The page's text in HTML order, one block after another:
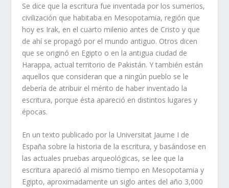
Se dice que la escritura fue inventada por los sumerios,
civilización que habitaba en Mesopotamia, región que
hoy es Irak, en el cuarto milenio antes de Cristo y que
de ahí se propagó por el mundo antiguo. Otros dicen
que se originó en Egipto o en la antigua ciudad de
Harappa, actual territorio de Pakistán. Y también están
aquellos que consideran que a ningún pueblo se le
debería de atribuir el mérito de haber inventado la
escritura, porque ésta apareció en distintos lugares y
épocas.
En un texto publicado por la Universitat Jaume I de
España sobre la historia de la escritura, y basándose en
las actuales pruebas arqueológicas, se lee que la
escritura apareció al mismo tiempo en Mesopotamia y
Egipto, aproximadamente un siglo antes del año 3,000